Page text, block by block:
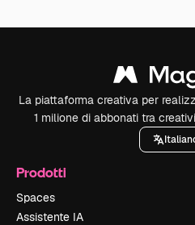
La piattaforma creativa per
1 milione di abbonati tra
Prodotti
Spaces
Assistente IA